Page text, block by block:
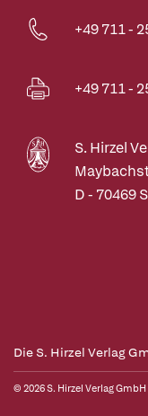
+49 711 -
+49 711 -
S. Hirzel
D - 70469
Die S. Hirzel Verlag
© 2026 S. Hirzel Verlag GmbH